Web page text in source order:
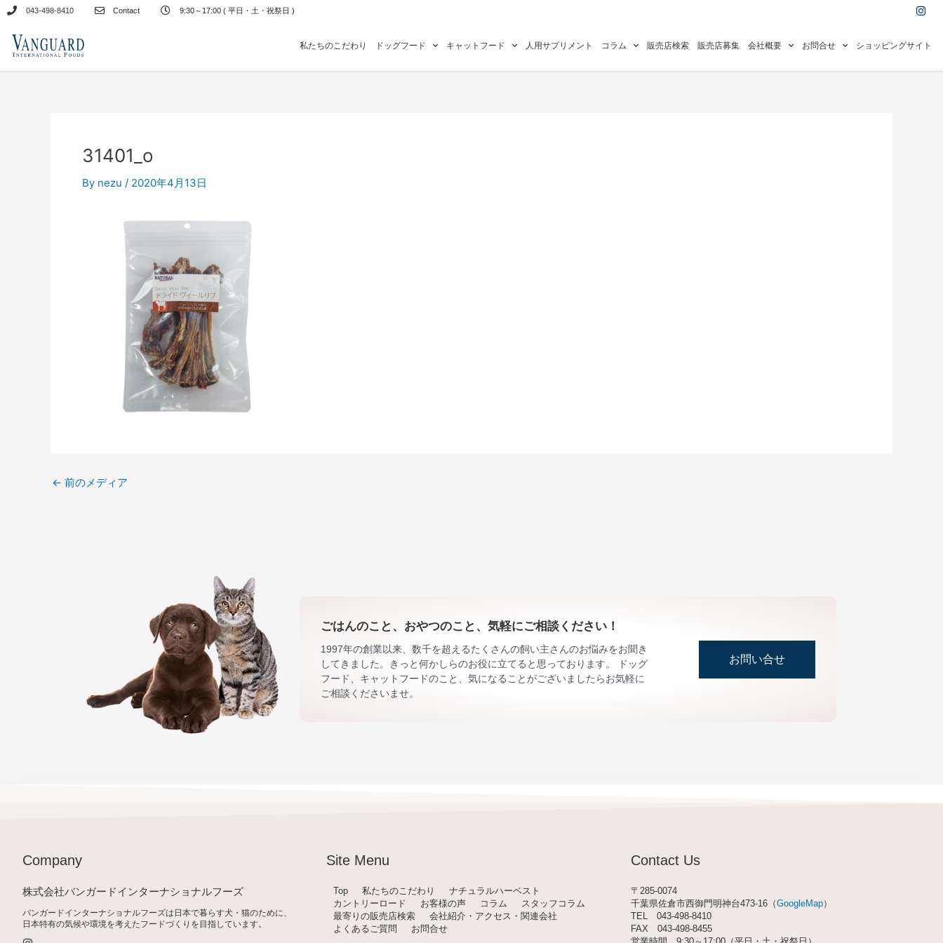
キ
043-498-8410 Contact 9:30～17:00 ( 平日・土・祝祭日 ) I
n
a
r
私たちのこだわり ドッグフード キャットフード 人用サプリメント コラム 販売店検索 販売店募集 会社概要 お問合せ ショッピングサイト
31401_o
By nezu / 2020年4月13日
← 前のメディア
ごはんのこと、おやつのこと、気軽にご相談ください！
1997年の創業以来、数千を超えるたくさんの飼い主さんのお悩みをお聞き
してきました。きっと何かしらのお役に立てると思っております。 ドッグ
フード、キャットフードのこと、気になることがございましたらお気軽に
ご相談くださいませ。
お問い合せ
Company
株式会社バンガードインターナショナルフーズ
バンガードインターナショナルフーズは日本で暮らす犬・猫のために、
日本特有の気候や環境を考えたフードづくりを目指しています。
Site Menu
Top 私たちのこだわり
ナチュラルハーベスト
カントリーロード
お客様の声 コラム
スタッフコラム
最寄りの販売店検索
会社紹介・アクセス・関連会社
よくあるご質問
お問合せ
Contact Us
〒285-0074
千葉県佐倉市西御門明神台473-16（GoogleMap）
TEL 043-498-8410
FAX 043-498-8455